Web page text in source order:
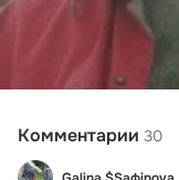
Комментарии 30